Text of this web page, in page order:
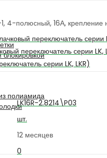
блокировкой
полиамида
4-полюсный, 16А, крепление
переключатель серии
переключатель серии LK,
серии LK, LKR)
LK16R-2.8214\P03
шт.
12 месяцев
0